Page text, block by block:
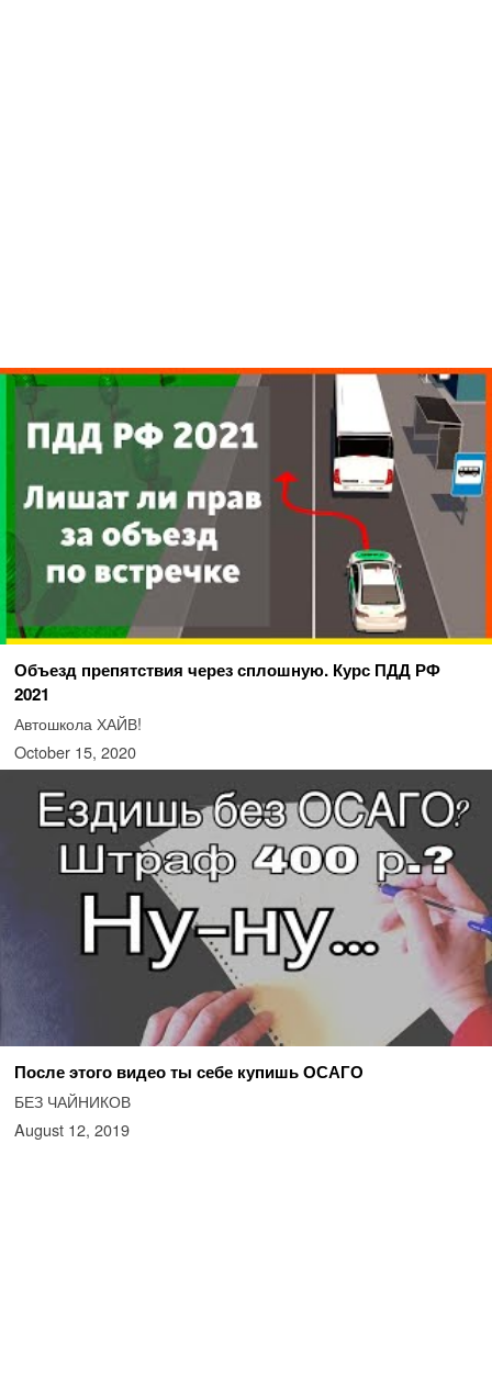
Объезд препятствия через сплошную. Курс ПДД РФ
2021
Автошкола ХАЙВ!
October 15, 2020
После этого видео ты себе купишь ОСАГО
БЕЗ ЧАЙНИКОВ
August 12, 2019